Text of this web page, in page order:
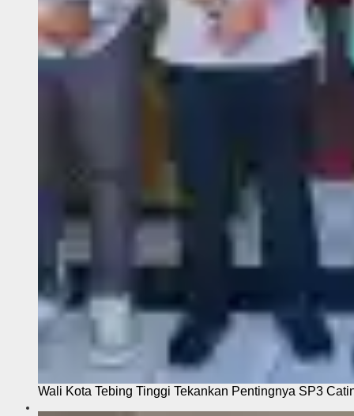
Wali Kota Tebing Tinggi Tekankan Pentingnya SP3